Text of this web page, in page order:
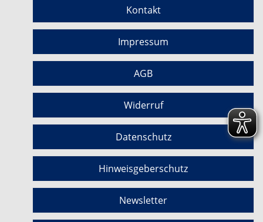
Kontakt
Impressum
AGB
Widerruf
Datenschutz
Hinweisgeberschutz
Newsletter